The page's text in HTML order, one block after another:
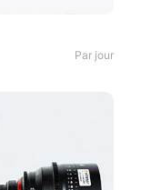
Par jour